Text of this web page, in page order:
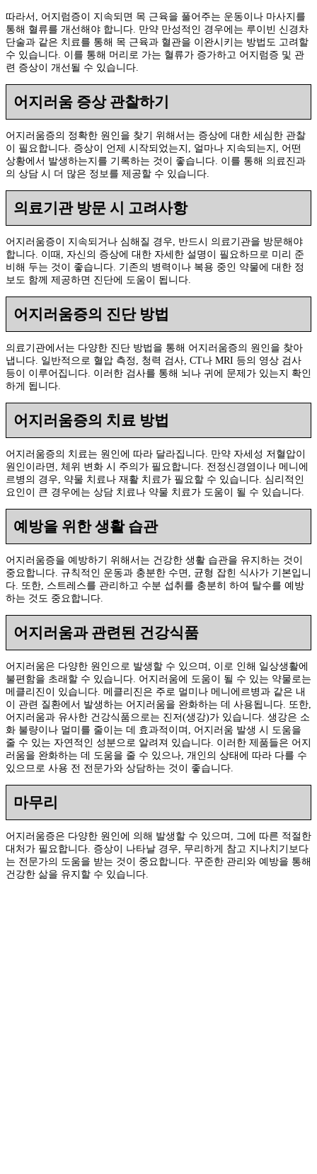
따라서, 어지럼증이 지속되면 목 근육을 풀어주는 운동이나 마사지를
통해 혈류를 개선해야 합니다. 만약 만성적인 경우에는 루이빈 신경차
단술과 같은 치료를 통해 목 근육과 혈관을 이완시키는 방법도 고려할
수 있습니다. 이를 통해 머리로 가는 혈류가 증가하고 어지럼증 및 관
련 증상이 개선될 수 있습니다.
어지러움 증상 관찰하기
어지러움증의 정확한 원인을 찾기 위해서는 증상에 대한 세심한 관찰
이 필요합니다. 증상이 언제 시작되었는지, 얼마나 지속되는지, 어떤
상황에서 발생하는지를 기록하는 것이 좋습니다. 이를 통해 의료진과
의 상담 시 더 많은 정보를 제공할 수 있습니다.
의료기관 방문 시 고려사항
어지러움증이 지속되거나 심해질 경우, 반드시 의료기관을 방문해야
합니다. 이때, 자신의 증상에 대한 자세한 설명이 필요하므로 미리 준
비해 두는 것이 좋습니다. 기존의 병력이나 복용 중인 약물에 대한 정
보도 함께 제공하면 진단에 도움이 됩니다.
어지러움증의 진단 방법
의료기관에서는 다양한 진단 방법을 통해 어지러움증의 원인을 찾아
냅니다. 일반적으로 혈압 측정, 청력 검사, CT나 MRI 등의 영상 검사
등이 이루어집니다. 이러한 검사를 통해 뇌나 귀에 문제가 있는지 확인
하게 됩니다.
어지러움증의 치료 방법
어지러움증의 치료는 원인에 따라 달라집니다. 만약 자세성 저혈압이
원인이라면, 체위 변화 시 주의가 필요합니다. 전정신경염이나 메니에
르병의 경우, 약물 치료나 재활 치료가 필요할 수 있습니다. 심리적인
요인이 큰 경우에는 상담 치료나 약물 치료가 도움이 될 수 있습니다.
예방을 위한 생활 습관
어지러움증을 예방하기 위해서는 건강한 생활 습관을 유지하는 것이
중요합니다. 규칙적인 운동과 충분한 수면, 균형 잡힌 식사가 기본입니
다. 또한, 스트레스를 관리하고 수분 섭취를 충분히 하여 탈수를 예방
하는 것도 중요합니다.
어지러움과 관련된 건강식품
어지러움은 다양한 원인으로 발생할 수 있으며, 이로 인해 일상생활에
불편함을 초래할 수 있습니다. 어지러움에 도움이 될 수 있는 약물로는
메클리진이 있습니다. 메클리진은 주로 멀미나 메니에르병과 같은 내
이 관련 질환에서 발생하는 어지러움을 완화하는 데 사용됩니다. 또한,
어지러움과 유사한 건강식품으로는 진저(생강)가 있습니다. 생강은 소
화 불량이나 멀미를 줄이는 데 효과적이며, 어지러움 발생 시 도움을
줄 수 있는 자연적인 성분으로 알려져 있습니다. 이러한 제품들은 어지
러움을 완화하는 데 도움을 줄 수 있으나, 개인의 상태에 따라 다를 수
있으므로 사용 전 전문가와 상담하는 것이 좋습니다.
마무리
어지러움증은 다양한 원인에 의해 발생할 수 있으며, 그에 따른 적절한
대처가 필요합니다. 증상이 나타날 경우, 무리하게 참고 지나치기보다
는 전문가의 도움을 받는 것이 중요합니다. 꾸준한 관리와 예방을 통해
건강한 삶을 유지할 수 있습니다.